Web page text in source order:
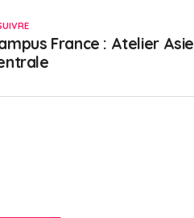
France : Atelier Asie